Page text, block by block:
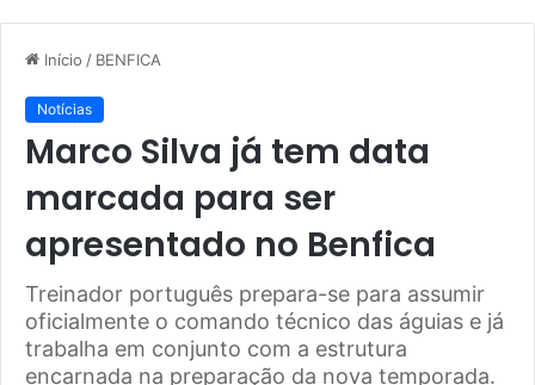
Início / BENFICA
Notícias
Marco Silva já tem data
marcada para ser
apresentado no Benfica
Treinador português prepara-se para assumir
oficialmente o comando técnico das águias e já
trabalha em conjunto com a estrutura
encarnada na preparação da nova temporada.